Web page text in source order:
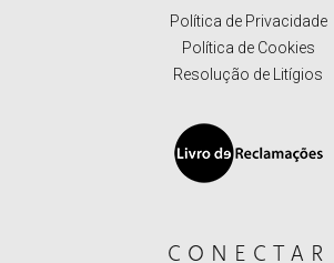
Política de Privacidade
Política de Cookies
Resolução de Litígios
CONECTAR